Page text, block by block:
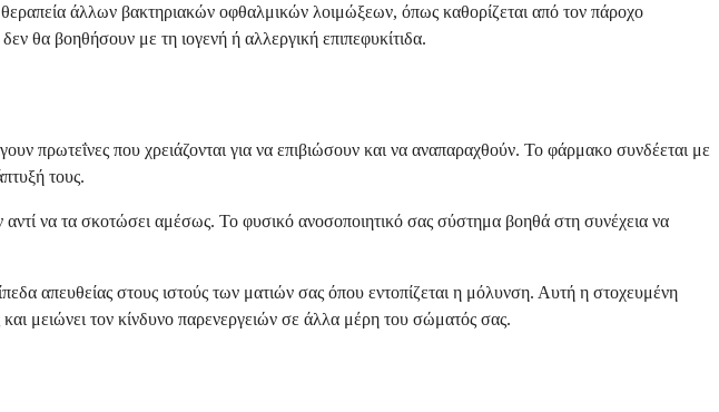
άλλων βακτηριακών οφθαλμικών λοιμώξεων, όπως καθορίζεται από τον πάροχο
θα βοηθήσουν με τη ιογενή ή αλλεργική επιπεφυκίτιδα.
πρωτεΐνες που χρειάζονται για να επιβιώσουν και να αναπαραχθούν. Το φάρμακο συνδέεται με
τους.
να τα σκοτώσει αμέσως. Το φυσικό ανοσοποιητικό σας σύστημα βοηθά στη συνέχεια να
απευθείας στους ιστούς των ματιών σας όπου εντοπίζεται η μόλυνση. Αυτή η στοχευμένη
μειώνει τον κίνδυνο παρενεργειών σε άλλα μέρη του σώματός σας.